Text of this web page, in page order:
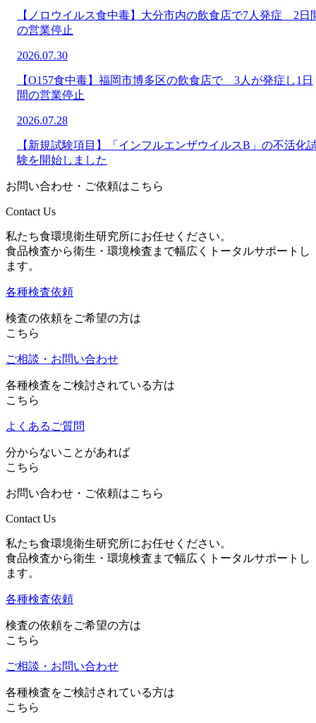
【ノロウイルス食中毒】大分市内の飲食店で7人発症 2日
の営業停止
2026.07.30
【O157食中毒】福岡市博多区の飲食店で 3人が発症し1日
間の営業停止
2026.07.28
【新規試験項目】「インフルエンザウイルスB」の不活化
験を開始しました
お問い合わせ・ご依頼はこちら
Contact Us
私たち食環境衛生研究所にお任せください。
食品検査から衛生・環境検査まで幅広くトータルサポートし
ます。
各種検査依頼
検査の依頼をご希望の方は
こちら
ご相談・お問い合わせ
各種検査をご検討されている方は
こちら
よくあるご質問
分からないことがあれば
こちら
お問い合わせ・ご依頼はこちら
Contact Us
私たち食環境衛生研究所にお任せください。
食品検査から衛生・環境検査まで幅広くトータルサポートし
ます。
各種検査依頼
検査の依頼をご希望の方は
こちら
ご相談・お問い合わせ
各種検査をご検討されている方は
こちら